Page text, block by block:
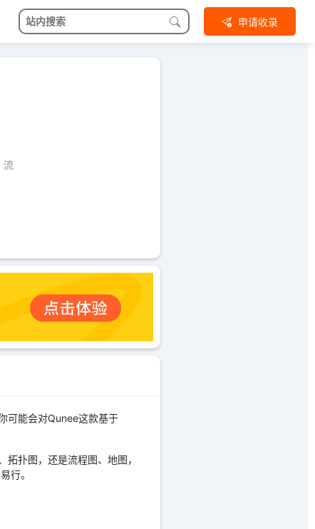
申请收录
流
可能会对Qunee这款基于
扑图，还是流程图、地图，
行。